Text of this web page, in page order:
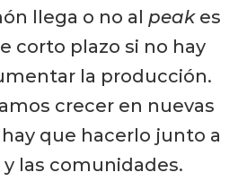
llega o no al peakes
corto plazo si no hay
la producción.
crecer en nuevas
que hacerlo junto a
las comunidades.